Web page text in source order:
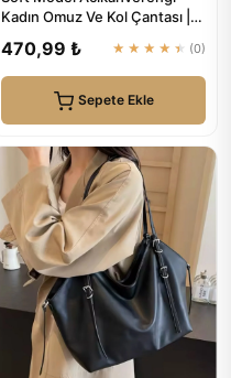
Kadın Omuz Ve Kol Çantası |
470,99 ₺ ★★★★★ (0)
Sepete Ekle